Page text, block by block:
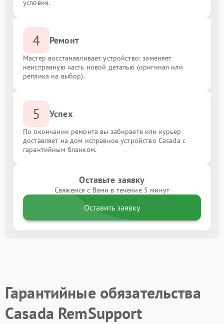
условия.
4 Ремонт
Мастер восстанавливает устройство: заменяет
неисправную часть новой деталью (оригинал или
реплика на выбор).
5 Успех
По окончании ремонта вы забираете или курьер
доставляет на дом исправное устройство Casada с
гарантийным бланком.
Оставьте заявку
Свяжемся с Вами в течение 5 минут
Оставить заявку
Гарантийные обязательства
Casada RemSupport